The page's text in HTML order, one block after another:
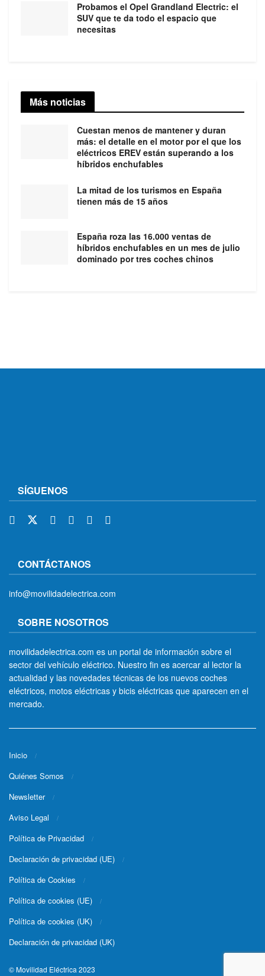
Probamos el Opel Grandland Electric: el
SUV que te da todo el espacio que
necesitas
Más noticias
Cuestan menos de mantener y duran
más: el detalle en el motor por el que los
eléctricos EREV están superando a los
híbridos enchufables
La mitad de los turismos en España
tienen más de 15 años
España roza las 16.000 ventas de
híbridos enchufables en un mes de julio
dominado por tres coches chinos
SÍGUENOS
CONTÁCTANOS
info@movilidadelectrica.com
SOBRE NOSOTROS
movilidadelectrica.com es un portal de información sobre el
sector del vehículo eléctrico. Nuestro fin es acercar al lector la
actualidad y las novedades técnicas de los nuevos coches
eléctricos, motos eléctricas y bicis eléctricas que aparecen en el
mercado.
Inicio
Quiénes Somos
Newsletter
Aviso Legal
Política de Privacidad
Declaración de privacidad (UE)
Política de Cookies
Política de cookies (UE)
Política de cookies (UK)
Declaración de privacidad (UK)
© Movilidad Eléctrica 2023